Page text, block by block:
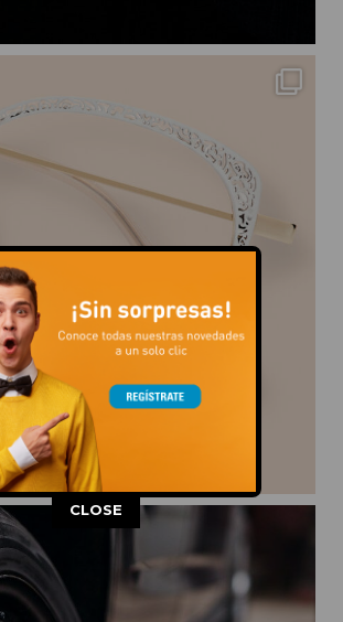
This popup will close in:9
CLOSE